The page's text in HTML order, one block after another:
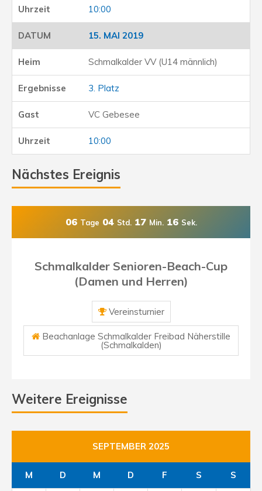
10:00
15. MAI 2019
Schmalkalder VV (U14 männlich)
3. Platz
VC Gebesee
10:00
Nächstes Ereignis
06 Tage 04 Std. 17 Min. 14 Sek.
Schmalkalder Senioren-Beach-Cup
(Damen und Herren)
Vereinsturnier
Beachanlage Schmalkalder Freibad Näherstille
(Schmalkalden)
Weitere Ereignisse
SEPTEMBER 2025
M D M D F S S